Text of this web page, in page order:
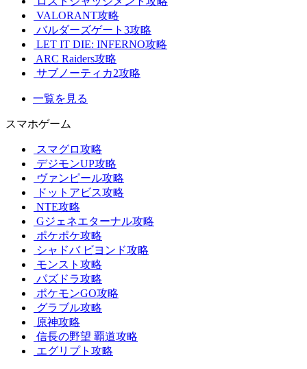
VALORANT攻略
バルダーズゲート3攻略
LET IT DIE: INFERNO攻略
ARC Raiders攻略
サブノーティカ2攻略
一覧を見る
スマホゲーム
スマグロ攻略
デジモンUP攻略
ヴァンピール攻略
ドットアビス攻略
NTE攻略
Gジェネエターナル攻略
ポケポケ攻略
シャドバ ビヨンド攻略
モンスト攻略
パズドラ攻略
ポケモンGO攻略
グラブル攻略
原神攻略
信長の野望 覇道攻略
エグリプト攻略